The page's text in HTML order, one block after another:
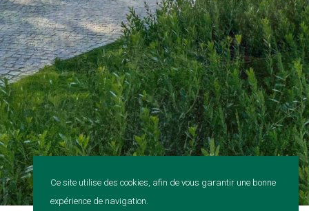
Ce site utilise des cookies, afin de vous garantir une bonne
expérience de navigation.